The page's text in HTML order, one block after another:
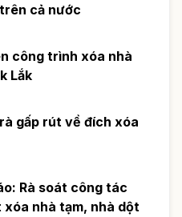
cả nước
công trình xóa nhà
Lắk
gấp rút về đích xóa
Rà soát công tác
nhà tạm, nhà dột